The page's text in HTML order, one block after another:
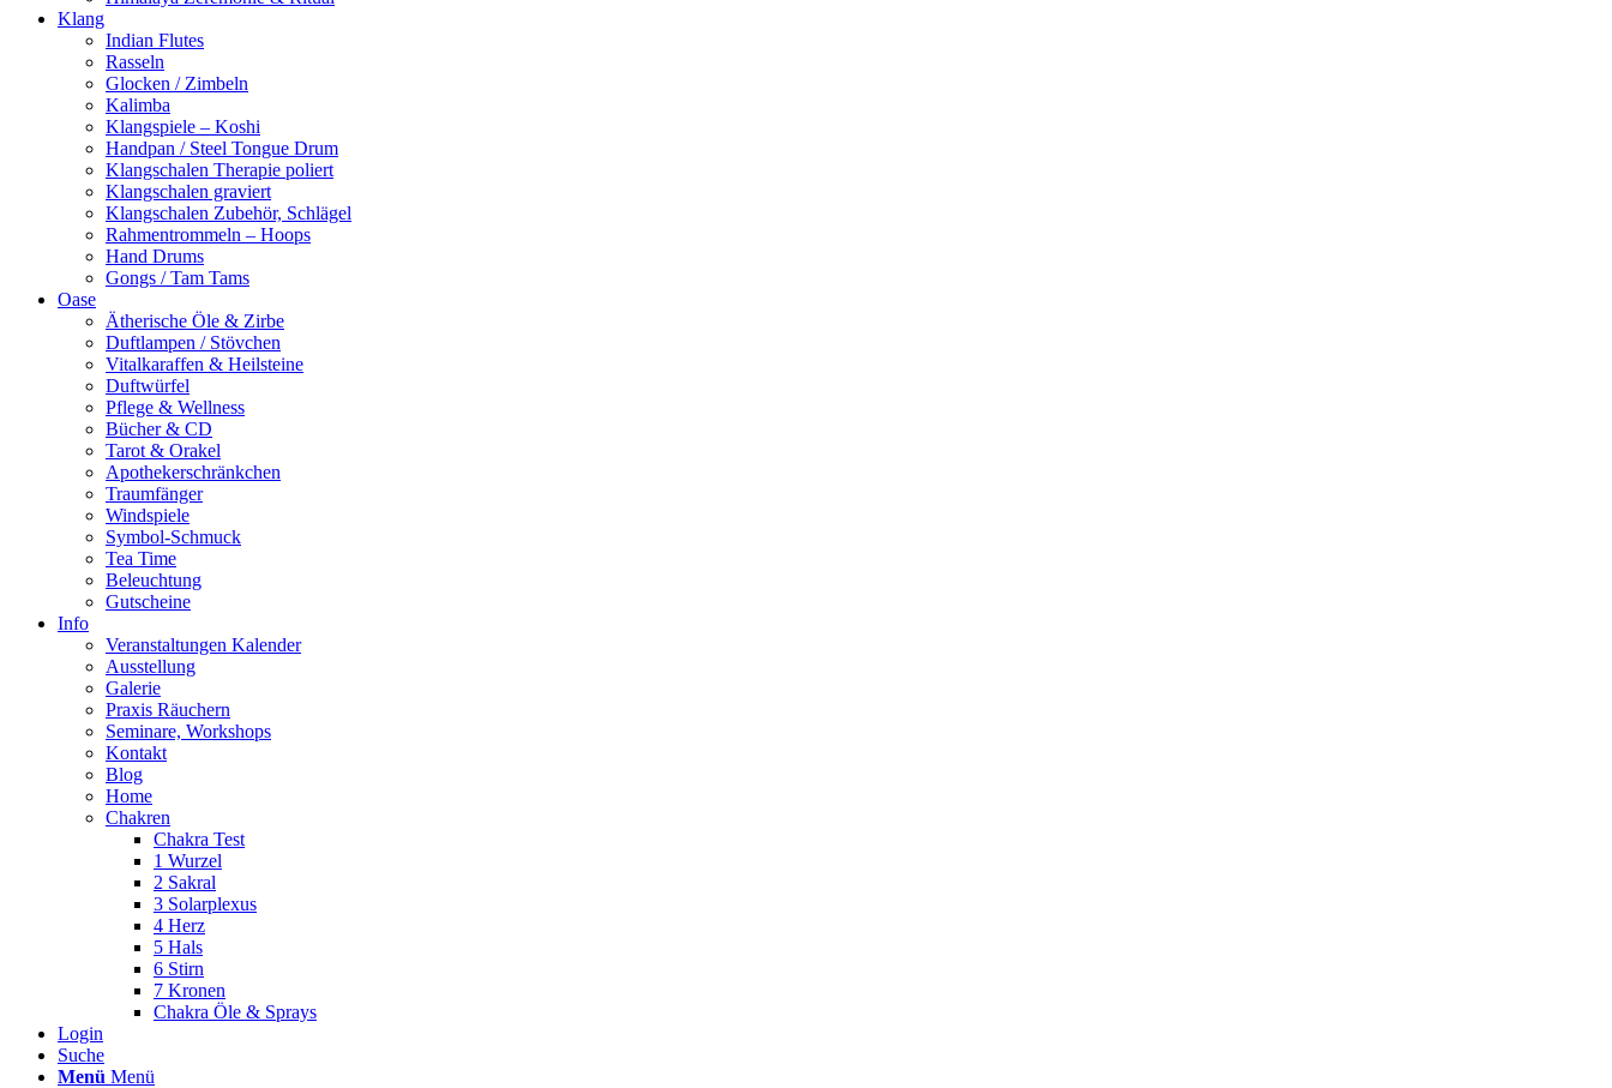
Klang
Indian Flutes
Rasseln
Glocken / Zimbeln
Kalimba
Klangspiele – Koshi
Handpan / Steel Tongue Drum
Klangschalen Therapie poliert
Klangschalen graviert
Klangschalen Zubehör, Schlägel
Rahmentrommeln – Hoops
Hand Drums
Gongs / Tam Tams
Oase
Ätherische Öle & Zirbe
Duftlampen / Stövchen
Vitalkaraffen & Heilsteine
Duftwürfel
Pflege & Wellness
Bücher & CD
Tarot & Orakel
Apothekerschränkchen
Traumfänger
Windspiele
Symbol-Schmuck
Tea Time
Beleuchtung
Gutscheine
Info
Veranstaltungen Kalender
Ausstellung
Galerie
Praxis Räuchern
Seminare, Workshops
Kontakt
Blog
Home
Chakren
Chakra Test
1 Wurzel
2 Sakral
3 Solarplexus
4 Herz
5 Hals
6 Stirn
7 Kronen
Chakra Öle & Sprays
Login
Suche
Menü Menü